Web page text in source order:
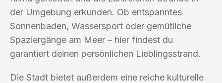
der Umgebung erkunden. Ob entspanntes
Sonnenbaden, Wassersport oder gemütliche
Spaziergänge am Meer – hier findest du
garantiert deinen persönlichen Lieblingsstrand.
Die Stadt bietet außerdem eine reiche kulturelle